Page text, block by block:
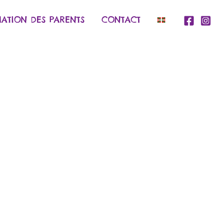
DES PARENTS CONTACT